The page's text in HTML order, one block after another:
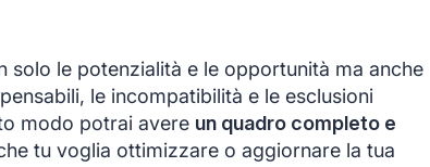
solo le potenzialità e le opportunità ma anche
le incompatibilità e le esclusioni
modo potrai avere un quadro completo e
tu voglia ottimizzare o aggiornare la tua